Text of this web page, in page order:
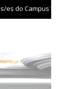
es do Campus